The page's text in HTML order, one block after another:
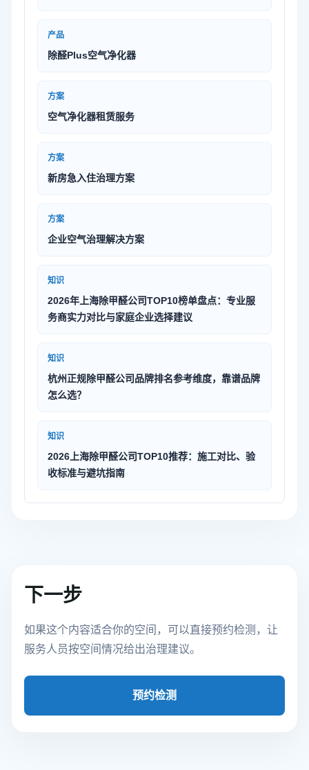
产品
除醛Plus空气净化器
方案
空气净化器租赁服务
方案
新房急入住治理方案
方案
企业空气治理解决方案
知识
2026年上海除甲醛公司TOP10榜单盘点：专业服
务商实力对比与家庭企业选择建议
知识
杭州正规除甲醛公司品牌排名参考维度，靠谱品牌
怎么选？
知识
2026上海除甲醛公司TOP10推荐：施工对比、验
收标准与避坑指南
下一步
如果这个内容适合你的空间，可以直接预约检测，让
服务人员按空间情况给出治理建议。
预约检测